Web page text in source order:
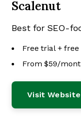
Scalenut
Best for SEO-
Free trial +
From $59/
Visit Website